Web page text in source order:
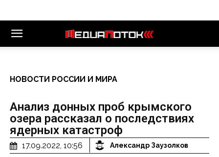
НОВОСТИ РОССИИ И МИРА
Анализ донных проб крымского
озера рассказал о последствиях
ядерных катастроф
17.09.2022, 10:56 Александр Заузолков